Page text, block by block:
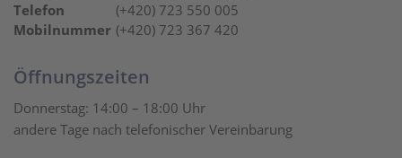
Telefon
(+420) 723 550 005
Mobilnummer (+420) 723 367 420
Öffnungszeiten
Donnerstag: 14:00 – 18:00 Uhr
andere Tage nach telefonischer Vereinbarung